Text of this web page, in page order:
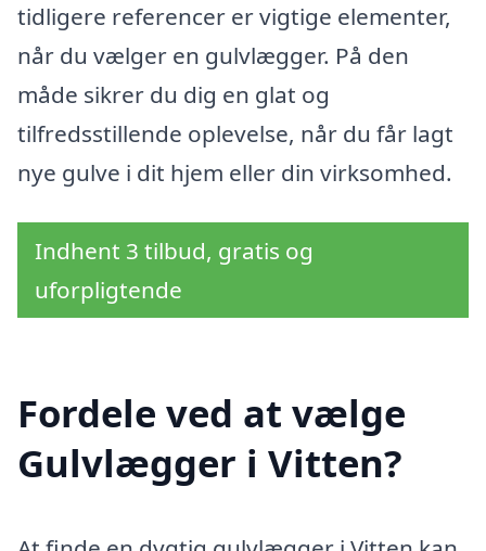
tidligere referencer er vigtige elementer,
når du vælger en gulvlægger. På den
måde sikrer du dig en glat og
tilfredsstillende oplevelse, når du får lagt
nye gulve i dit hjem eller din virksomhed.
Indhent 3 tilbud, gratis og
uforpligtende
Fordele ved at vælge
Gulvlægger i Vitten?